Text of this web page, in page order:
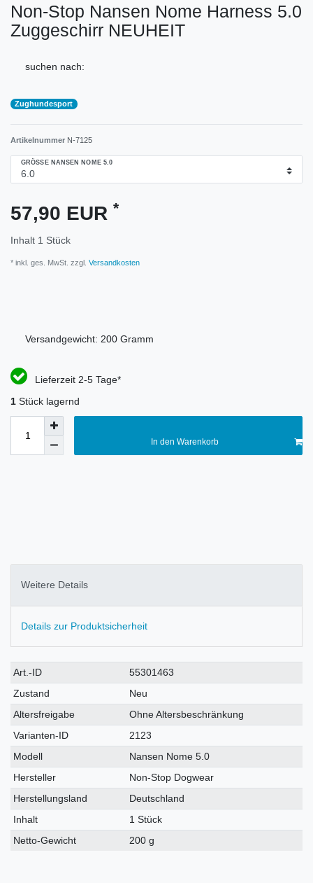
Non-Stop Nansen Nome Harness 5.0
Zuggeschirr NEUHEIT
suchen nach:
Zughundesport
Artikelnummer N-7125
GRÖSSE NANSEN NOME 5.0
57,90 EUR *
Inhalt 1 Stück
* inkl. ges. MwSt. zzgl. Versandkosten
Versandgewicht: 200 Gramm
Lieferzeit 2-5 Tage*
1 Stück lagernd
In den Warenkorb
Weitere Details
Details zur Produktsicherheit
Technisches
Merkmal
Wert
Art.-ID
55301463
Zustand
Neu
Altersfreigabe
Ohne Altersbeschränkung
Varianten-ID
2123
Modell
Nansen Nome 5.0
Hersteller
Non-Stop Dogwear
Herstellungsland
Deutschland
Inhalt
1 Stück
Netto-Gewicht
200 g